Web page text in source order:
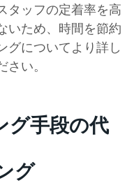
タッフの定着率を高
いため、時間を節約
グについてより詳し
い。
グ手段の代
グ